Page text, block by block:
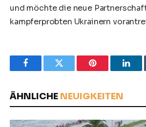
und möchte die neue
kampferprobten Ukrainern
FacebookTwitter Pinterest
ÄHNLICHE NEUIGKEITEN